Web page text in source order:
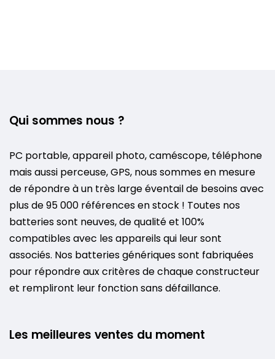
Qui sommes nous ?
PC portable, appareil photo, caméscope, téléphone
mais aussi perceuse, GPS, nous sommes en mesure
de répondre à un très large éventail de besoins avec
plus de 95 000 références en stock ! Toutes nos
batteries sont neuves, de qualité et 100%
compatibles avec les appareils qui leur sont
associés. Nos batteries génériques sont fabriquées
pour répondre aux critères de chaque constructeur
et rempliront leur fonction sans défaillance.
Les meilleures ventes du moment